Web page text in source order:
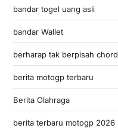
bandar togel uang asli
bandar Wallet
berharap tak berpisah chord
berita motogp terbaru
Berita Olahraga
berita terbaru motogp 2026